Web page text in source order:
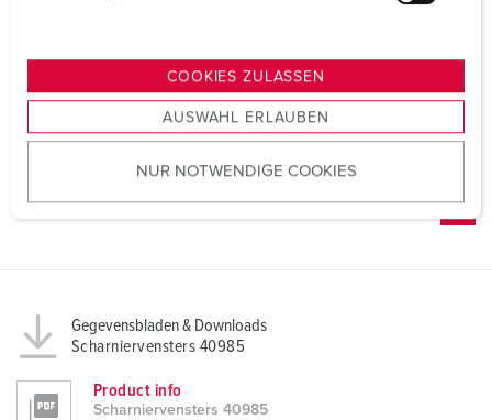
s
u
w
COOKIES ZULASSEN
AUSWAHL ERLAUBEN
NUR NOTWENDIGE COOKIES
Gegevensbladen & Downloads
Scharniervensters 40985
Product info
Scharniervensters 40985